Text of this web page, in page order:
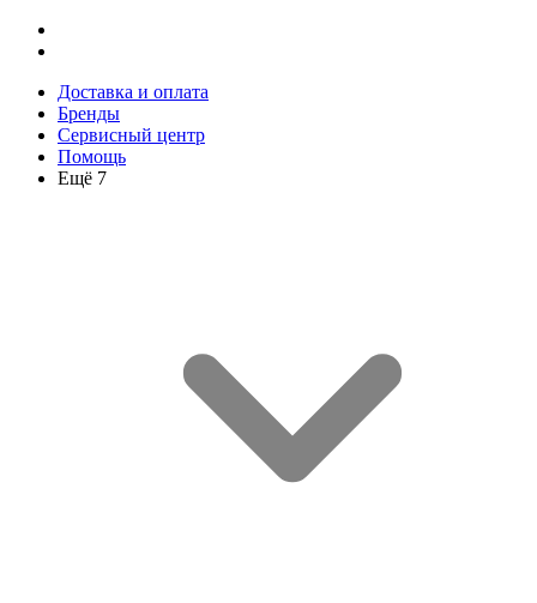
Доставка и оплата
Бренды
Сервисный центр
Помощь
Ещё 7